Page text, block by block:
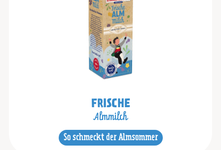
FRISCHE
Almmilch
So schmeckt der Almsommer